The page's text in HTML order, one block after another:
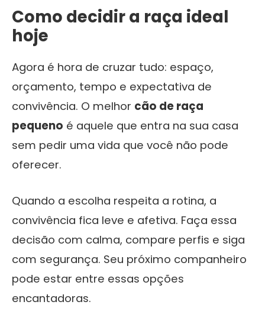
Como decidir a raça ideal
hoje
Agora é hora de cruzar tudo: espaço,
orçamento, tempo e expectativa de
convivência. O melhor cão de raça
pequeno é aquele que entra na sua casa
sem pedir uma vida que você não pode
oferecer.
Quando a escolha respeita a rotina, a
convivência fica leve e afetiva. Faça essa
decisão com calma, compare perfis e siga
com segurança. Seu próximo companheiro
pode estar entre essas opções
encantadoras.